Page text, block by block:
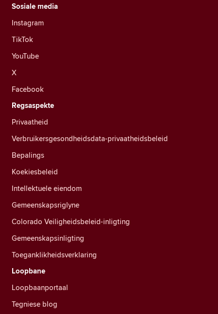
Sosiale media
Instagram
TikTok
YouTube
X
Facebook
Regsaspekte
Privaatheid
Verbruikersgesondheidsdata-privaatheidsbeleid
Bepalings
Koekiesbeleid
Intellektuele eiendom
Gemeenskapsriglyne
Colorado Veiligheidsbeleid-inligting
Gemeenskapsinligting
Toeganklikheidsverklaring
Loopbane
Loopbaanportaal
Tegniese blog